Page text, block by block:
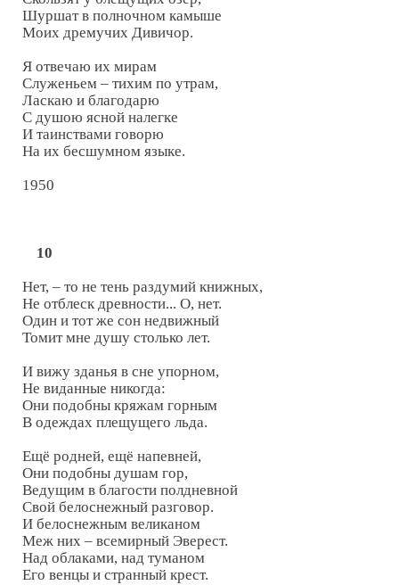
Шуршат в полночном камыше
Моих дремучих Дивичор.
Я отвечаю их мирам
Служеньем – тихим по утрам,
Ласкаю и благодарю
С душою ясной налегке
И таинствами говорю
На их бесшумном языке.
1950
10
Нет, – то не тень раздумий книжных,
Не отблеск древности... О, нет.
Один и тот же сон недвижный
Томит мне душу столько лет.
И вижу зданья в сне упорном,
Не виданные никогда:
Они подобны кряжам горным
В одеждах плещущего льда.
Ещё родней, ещё напевней,
Они подобны душам гор,
Ведущим в благости полдневной
Свой белоснежный разговор.
И белоснежным великаном
Меж них – всемирный Эверест.
Над облаками, над туманом
Его венцы и странный крест.